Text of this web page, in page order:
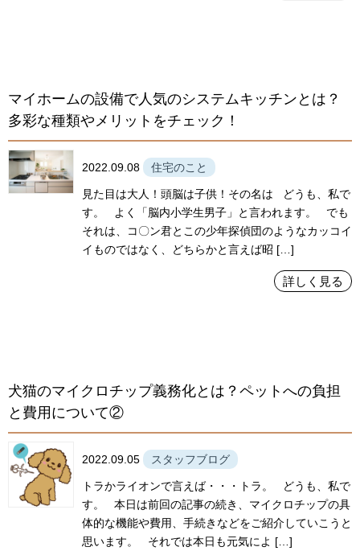
マイホームの設備で人気のシステムキッチンとは？
多彩な種類やメリットをチェック！
2022.09.08 住宅のこと
見た目は大人！頭脳は子供！その名は どうも、私で
す。 よく「脳内小学生男子」と言われます。 でも
それは、コ〇ン君とこの少年探偵団のようなカッコイ
イものではなく、どちらかと言えば昭 […]
詳しく見る
犬猫のマイクロチップ義務化とは？ペットへの負担
と費用について②
2022.09.05 スタッフブログ
トラかライオンで言えば・・・トラ。 どうも、私で
す。 本日は前回の記事の続き、マイクロチップの具
体的な機能や費用、手続きなどをご紹介していこうと
思います。 それでは本日も元気によ […]